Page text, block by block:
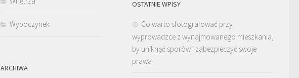
OSTATNIE WPISY
Co warto sfotografować przy
wyprowadzce z wynajmowanego mieszkania,
by uniknąć sporów i zabezpieczyć swoje
prawa
Wypoczynek
ARCHIWA